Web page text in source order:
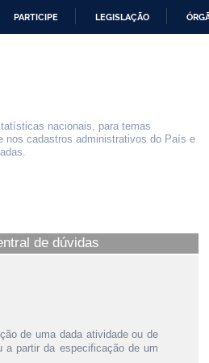
PARTICIPE LEGISLAÇÃO
nacionais, para temas
cadastros administrativos do País e
de dúvidas
de uma dada atividade ou de
a partir da especificação de um